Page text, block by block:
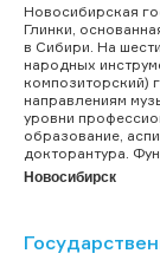
Новосибирская
Глинки,
в Сибири. На
народных
композиторский)
направлениям
уровни
образование,
докторантура.
Новосибирск